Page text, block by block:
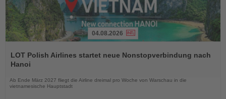
Sie
die
04.08.2026
LOT Polish Airlines startet neue Nonstopverbindung nach
Hanoi
Ab Ende März 2027 fliegt die Airline dreimal pro Woche von Warschau in die
vietnamesische Hauptstadt